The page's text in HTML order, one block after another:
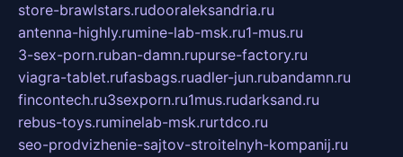
store-brawlstars.rudooraleksandria.ru
antenna-highly.rumine-lab-msk.ru1-mus.ru
3-sex-porn.ruban-damn.rupurse-factory.ru
viagra-tablet.rufasbags.ruadler-jun.rubandamn.ru
fincontech.ru3sexporn.ru1mus.rudarksand.ru
rebus-toys.ruminelab-msk.rurtdco.ru
seo-prodvizhenie-sajtov-stroitelnyh-kompanij.ru